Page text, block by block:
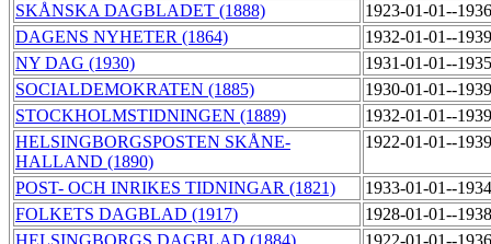
SKÅNSKA DAGBLADET (1888)
1923-01-01--
DAGENS NYHETER (1864)
1932-01-01--
NY DAG (1930)
1931-01-01--
SOCIALDEMOKRATEN (1885)
1930-01-01--
STOCKHOLMSTIDNINGEN (1889)
1932-01-01--
HELSINGBORGSPOSTEN SKÅNE-
HALLAND (1890)
1922-01-01--
POST- OCH INRIKES TIDNINGAR (1821)
1933-01-01--
FOLKETS DAGBLAD (1917)
1928-01-01--